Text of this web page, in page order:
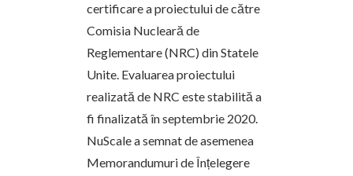
certificare a proiectului de către
Comisia Nucleară de
Reglementare (NRC) din Statele
Unite. Evaluarea proiectului
realizată de NRC este stabilită a
fi finalizată în septembrie 2020.
NuScale a semnat de asemenea
Memorandumuri de Înțelegere